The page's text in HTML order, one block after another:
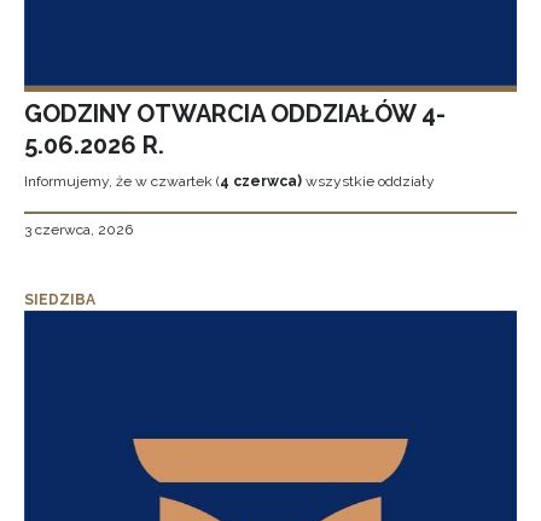
GODZINY OTWARCIA ODDZIAŁÓW 4-
5.06.2026 R.
Informujemy, że w czwartek (4 czerwca) wszystkie oddziały
3 czerwca, 2026
SIEDZIBA